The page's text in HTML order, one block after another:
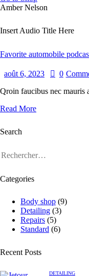
Amber Nelson
Insert Audio Title Here
Favorite automobile
août 6, 2023 0
Qroin faucibus nec mauris
Read More
Search
Categories
Body shop (9)
Detailing (3)
Repairs (5)
Standard (6)
Recent Posts
DETAILING